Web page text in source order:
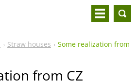
Straw houses
Some realization from
from CZ